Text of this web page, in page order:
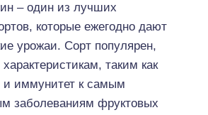
– один из лучших
которые ежегодно дают
урожаи. Сорт популярен,
таким как
и иммунитет к самым
заболеваниям фруктовых